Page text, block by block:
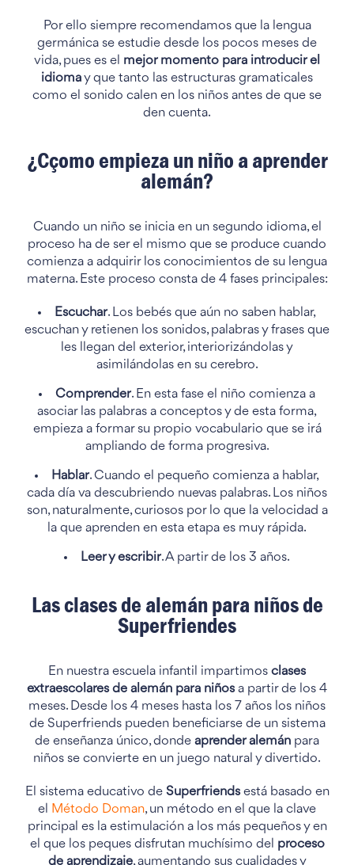
Por ello siempre recomendamos que la lengua
germánica se estudie desde los pocos meses de
vida, pues es el mejor momento para introducir el
idiomay que tanto las estructuras gramaticales
como el sonido calen en los niños antes de que se
den cuenta.
¿Cçomo empieza un niño a aprender
alemán?
Cuando un niño se inicia en un segundo idioma, el
proceso ha de ser el mismo que se produce cuando
comienza a adquirir los conocimientos de su lengua
materna. Este proceso consta de 4 fases principales:
Escuchar. Los bebés que aún no saben hablar,
escuchan y retienen los sonidos, palabras y frases que
les llegan del exterior, interiorizándolas y
asimilándolas en su cerebro.
Comprender. En esta fase el niño comienza a
asociar las palabras a conceptos y de esta forma,
empieza a formar su propio vocabulario que se irá
ampliando de forma progresiva.
Hablar. Cuando el pequeño comienza a hablar,
cada día va descubriendo nuevas palabras. Los niños
son, naturalmente, curiosos por lo que la velocidad a
la que aprenden en esta etapa es muy rápida.
Leer y escribir. A partir de los 3 años.
Las clases de alemán para niños de
Superfriendes
En nuestra escuela infantil impartimos clases
extraescolares de alemán para niñosa partir de los 4
meses. Desde los 4 meses hasta los 7 años los niños
de Superfriends pueden beneficiarse de un sistema
de enseñanza único, donde aprender alemán para
niños se convierte en un juego natural y divertido.
El sistema educativo de Superfriendsestá basado en
el Método Doman, un método en el que la clave
principal es la estimulación a los más pequeños y en
el que los peques disfrutan muchísimo del proceso
de aprendizaje, aumentando sus cualidades y